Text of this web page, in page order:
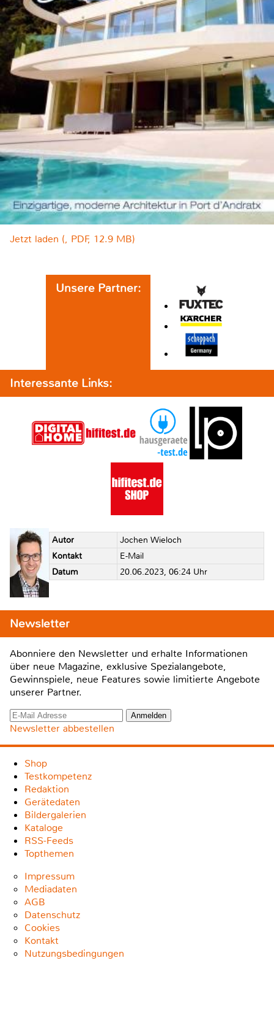
Jetzt laden (, PDF, 12.9 MB)
Unsere Partner:
Interessante Links:
Autor
Jochen Wieloch
Kontakt
E-Mail
Datum
20.06.2023, 06:24 Uhr
Newsletter
Abonniere den Newsletter und erhalte Informationen
über neue Magazine, exklusive Spezialangebote,
Gewinnspiele, neue Features sowie limitierte Angebote
unserer Partner.
Newsletter abbestellen
Shop
Testkompetenz
Redaktion
Gerätedaten
Bildergalerien
Kataloge
RSS-Feeds
Topthemen
Impressum
Mediadaten
AGB
Datenschutz
Cookies
Kontakt
Nutzungsbedingungen